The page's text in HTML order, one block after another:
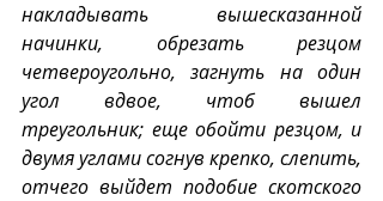
накладывать вышесказанной
начинки, обрезать резцом
четвероугольно, загнуть на один
угол вдвое, чтоб вышел
треугольник; еще обойти резцом, и
двумя углами согнув крепко, слепить,
отчего выйдет подобие скотского